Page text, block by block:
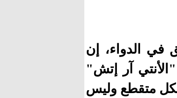
في الدواء، إن
آر إتش"
متقطع وليس